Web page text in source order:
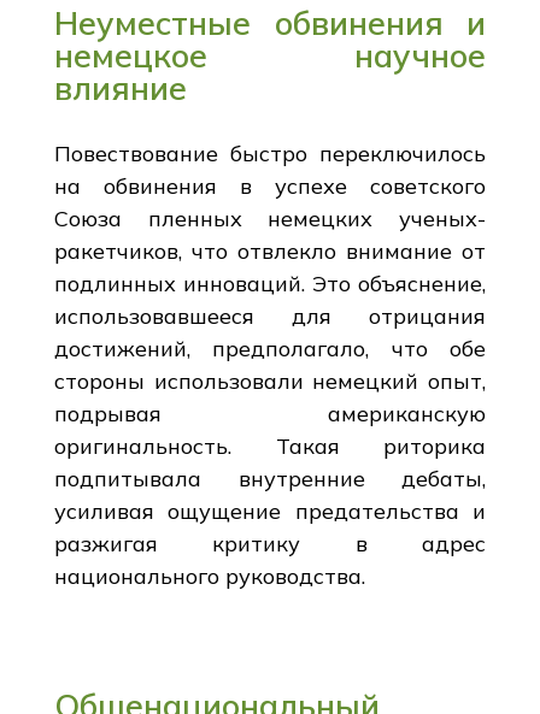
Неуместные обвинения и
немецкое научное
влияние
Повествование быстро переключилось
на обвинения в успехе советского
Союза пленных немецких ученых-
ракетчиков, что отвлекло внимание от
подлинных инноваций. Это объяснение,
использовавшееся для отрицания
достижений, предполагало, что обе
стороны использовали немецкий опыт,
подрывая американскую
оригинальность. Такая риторика
подпитывала внутренние дебаты,
усиливая ощущение предательства и
разжигая критику в адрес
национального руководства.
Общенациональный